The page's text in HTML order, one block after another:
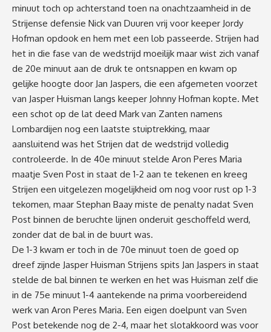
minuut toch op achterstand toen na onachtzaamheid in de
Strijense defensie Nick van Duuren vrij voor keeper Jordy
Hofman opdook en hem met een lob passeerde. Strijen had
het in die fase van de wedstrijd moeilijk maar wist zich vanaf
de 20e minuut aan de druk te ontsnappen en kwam op
gelijke hoogte door Jan Jaspers, die een afgemeten voorzet
van Jasper Huisman langs keeper Johnny Hofman kopte. Met
een schot op de lat deed Mark van Zanten namens
Lombardijen nog een laatste stuiptrekking, maar
aansluitend was het Strijen dat de wedstrijd volledig
controleerde. In de 40e minuut stelde Aron Peres Maria
maatje Sven Post in staat de 1-2 aan te tekenen en kreeg
Strijen een uitgelezen mogelijkheid om nog voor rust op 1-3
tekomen, maar Stephan Baay miste de penalty nadat Sven
Post binnen de beruchte lijnen onderuit geschoffeld werd,
zonder dat de bal in de buurt was.
De 1-3 kwam er toch in de 70e minuut toen de goed op
dreef zijnde Jasper Huisman Strijens spits Jan Jaspers in staat
stelde de bal binnen te werken en het was Huisman zelf die
in de 75e minuut 1-4 aantekende na prima voorbereidend
werk van Aron Peres Maria. Een eigen doelpunt van Sven
Post betekende nog de 2-4, maar het slotakkoord was voor